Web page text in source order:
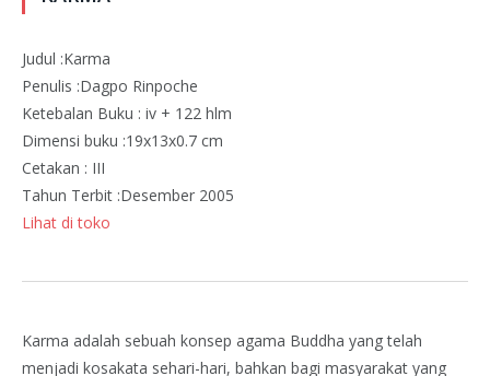
Judul :Karma
Penulis :Dagpo Rinpoche
Ketebalan Buku : iv + 122 hlm
Dimensi buku :19x13x0.7 cm
Cetakan : III
Tahun Terbit :Desember 2005
Lihat di toko
Karma adalah sebuah konsep agama Buddha yang telah
menjadi kosakata sehari-hari, bahkan bagi masyarakat yang